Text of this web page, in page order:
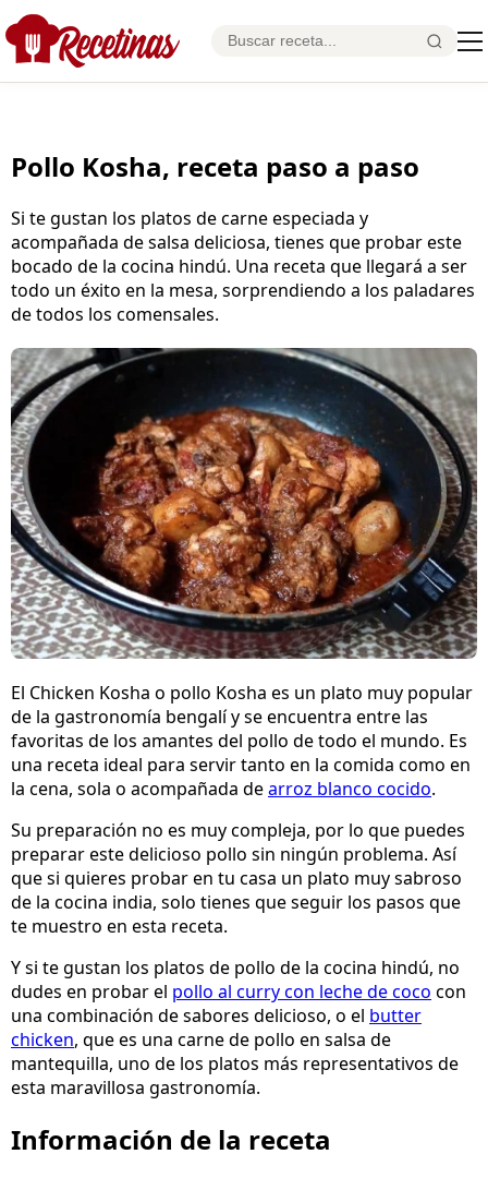
Pollo Kosha, receta paso a paso
Si te gustan los platos de carne especiada y
acompañada de salsa deliciosa, tienes que probar este
bocado de la cocina hindú. Una receta que llegará a ser
todo un éxito en la mesa, sorprendiendo a los paladares
de todos los comensales.
El Chicken Kosha o pollo Kosha es un plato muy popular
de la gastronomía bengalí y se encuentra entre las
favoritas de los amantes del pollo de todo el mundo. Es
una receta ideal para servir tanto en la comida como en
la cena, sola o acompañada dearroz blanco cocido.
Su preparación no es muy compleja, por lo que puedes
preparar este delicioso pollo sin ningún problema. Así
que si quieres probar en tu casa un plato muy sabroso
de la cocina india, solo tienes que seguir los pasos que
te muestro en esta receta.
Y si te gustan los platos de pollo de la cocina hindú, no
dudes en probar el pollo al curry con leche de coco con
una combinación de sabores delicioso, o el butter
chicken, que es una carne de pollo en salsa de
mantequilla, uno de los platos más representativos de
esta maravillosa gastronomía.
Información de la receta